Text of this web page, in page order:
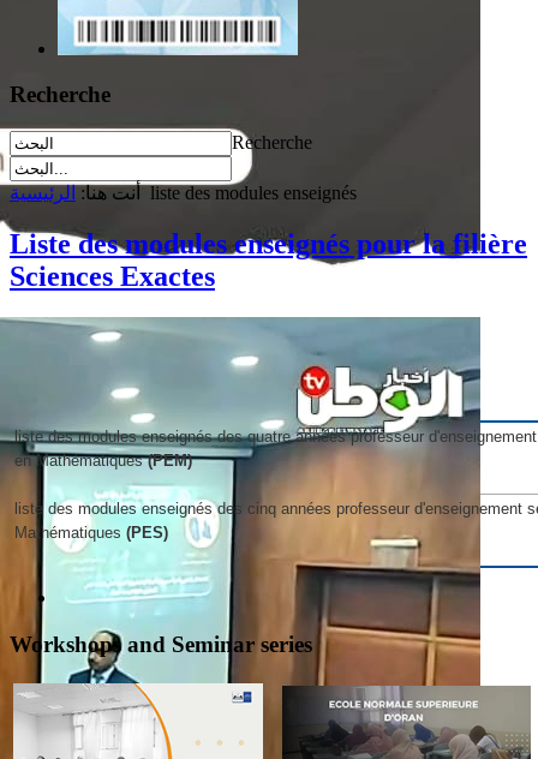
Recherche
Recherche
أنت هنا: الرئيسية liste des modules enseignés
Liste des modules enseignés pour la filière
Sciences Exactes
liste des modules enseignés des quatre années professeur
en Mathématiques(PEM)
liste des modules enseignésdes cinq années professeur d'enseignement
Mathématiques (PES)
Workshops and Seminar series